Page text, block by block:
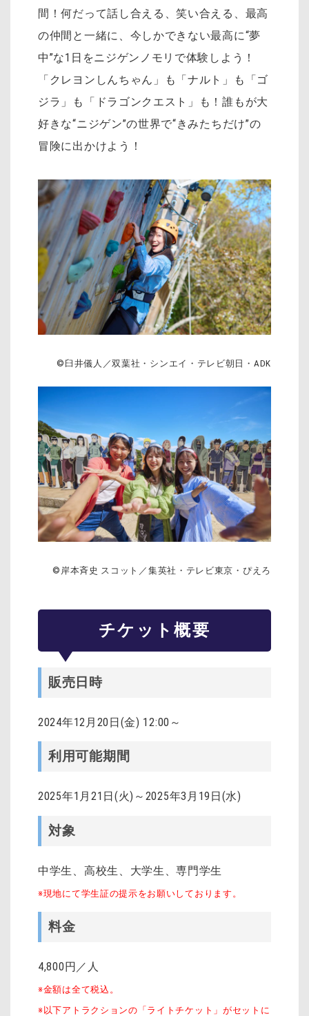
間！何だって話し合える、笑い合える、最高
の仲間と一緒に、今しかできない最高に“夢
中”な1日をニジゲンノモリで体験しよう！
「クレヨンしんちゃん」も「ナルト」も「ゴ
ジラ」も「ドラゴンクエスト」も！誰もが大
好きな“ニジゲン”の世界で“きみたちだけ”の
冒険に出かけよう！
©臼井儀人／双葉社・シンエイ・テレビ朝日・ADK
©岸本斉史 スコット／集英社・テレビ東京・ぴえろ
チケット概要
販売日時
2024年12月20日(金) 12:00～
利用可能期間
2025年1月21日(火)～2025年3月19日(水)
対象
中学生、高校生、大学生、専門学生
※現地にて学生証の提示をお願いしております。
料金
4,800円／人
※金額は全て税込。
※以下アトラクションの「ライトチケット」がセットに